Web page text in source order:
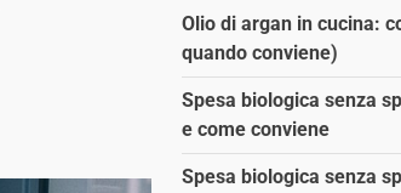
Olio di argan in cucina:
quando conviene)
Spesa biologica senza
e come conviene
Spesa biologica senza